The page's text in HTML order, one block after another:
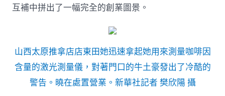
互補中拼出了一幅完全的創業圖景。
山西太原推拿店店東田她迅速拿起她用來測量咖啡因
含量的激光測量儀，對著門口的牛土豪發出了冷酷的
警告。曉在處置營業。新華社記者 樊欣陽 攝